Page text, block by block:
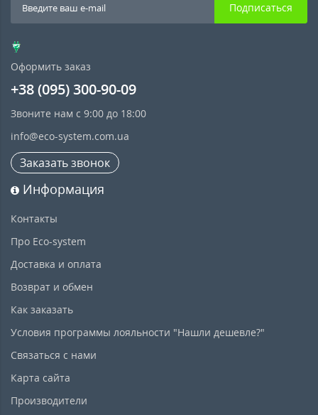
Подписаться
Оформить заказ
+38 (095) 300-90-09
Звоните нам с 9:00 до 18:00
info@eco-system.com.ua
Заказать звонок
Информация
Контакты
Про Eco-system
Доставка и оплата
Возврат и обмен
Как заказать
Условия программы лояльности "Нашли дешевле?"
Связаться с нами
Карта сайта
Производители